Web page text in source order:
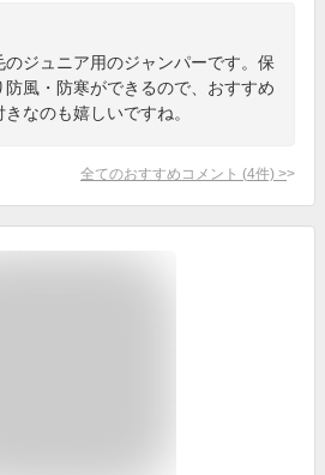
ジュニア用のジャンパーです。保
風・防寒ができるので、おすすめ
なのも嬉しいですね。
全てのおすすめコメント (4件) >